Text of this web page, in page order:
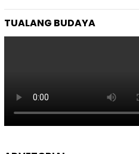
TUALANG BUDAYA